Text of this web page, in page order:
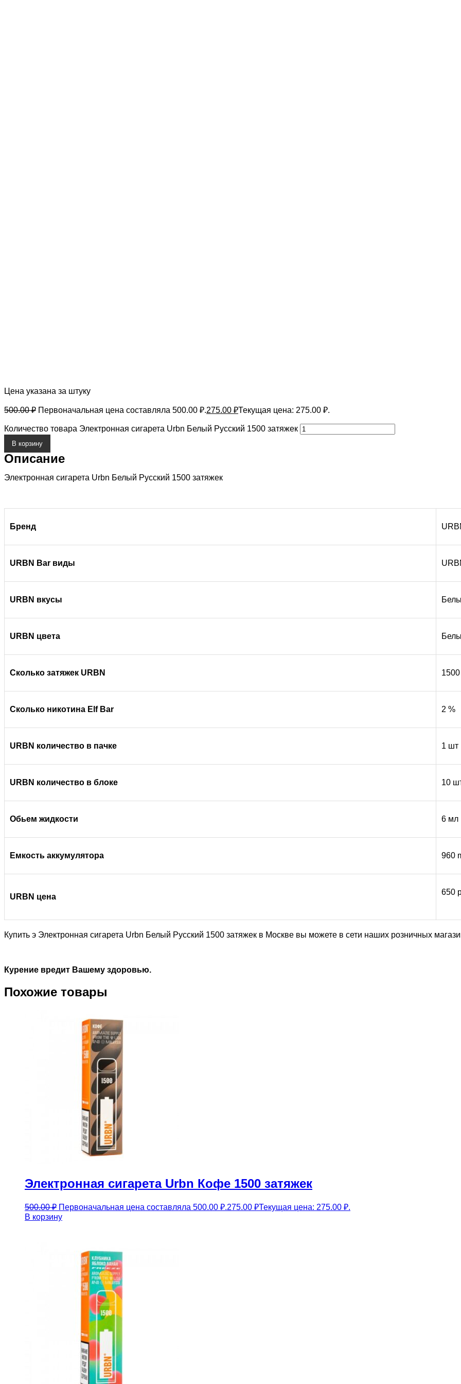
Цена указана за штуку
500.00₽ Первоначальная цена составляла 500.00 ₽.275.00 ₽Текущая цена: 275.00 ₽.
Количество товара Электронная сигарета Urbn Белый Русский 1500 затяжек
В корзину
Описание
Электронная сигарета Urbn Белый Русский 1500 затяжек
Бренд
URBN Bar виды
URBN вкусы
URBN цвета
Сколько затяжек URBN 1500
Сколько никотина Elf Bar 2 %
URBN количество в пачке 1 шт
URBN количество в блоке 10
Обьем жидкости 6 мл
Емкость аккумулятора 960
URBN цена
650
Купить э Электронная сигарета Urbn Белый Русский 1500 затяжек в Москве вы можете в сети наших розничных
Курение вредит Вашему здоровью.
Похожие товары
Электронная сигарета Urbn Кофе 1500 затяжек
500.00₽ Первоначальная цена составляла 500.00 ₽.275.00 ₽Текущая цена: 275.00 ₽.
В корзину